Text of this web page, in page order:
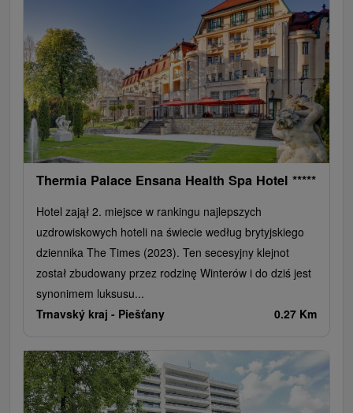
Thermia Palace Ensana Health Spa Hotel *****
Hotel zajął 2. miejsce w rankingu najlepszych
uzdrowiskowych hoteli na świecie według brytyjskiego
dziennika The Times (2023). Ten secesyjny klejnot
został zbudowany przez rodzinę Winterów i do dziś jest
synonimem luksusu...
Trnavský kraj - Piešťany 0.27 Km